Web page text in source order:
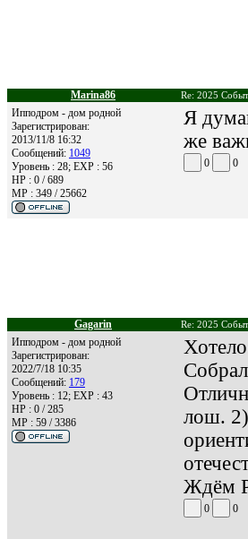
Marina86 Re: 2025
Ипподром - дом родной
Зарегистрирован:
2013/11/8 16:32
Сообщений: 1049
Уровень : 28; EXP : 56
HP : 0 / 689
MP : 349 / 25662
Я
же
0 0
Gagarin Re: 2025
Ипподром - дом родной
Зарегистрирован:
2022/7/18 10:35
Сообщений: 179
Уровень : 12; EXP : 43
HP : 0 / 285
MP : 59 / 3386
лош. 2)
Ждём
0 0